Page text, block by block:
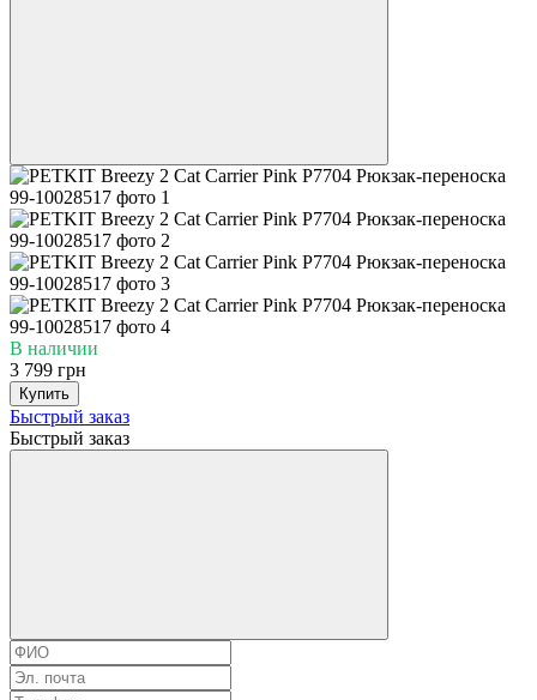
В наличии
3 799 грн
Купить
Быстрый заказ
Быстрый заказ